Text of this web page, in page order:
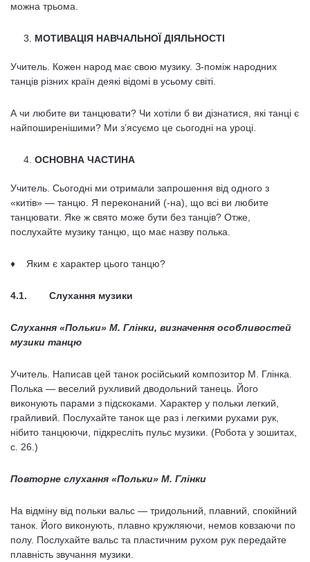
можна трьома.
МОТИВАЦІЯ НАВЧАЛЬНОЇ ДІЯЛЬНОСТІ
Учитель. Кожен народ має свою музику. З-поміж народних
танців різ­них країн деякі відомі в усьому світі.
А чи любите ви танцювати? Чи хотіли б ви дізнатися, які танці є
найпоши­ренішими? Ми з’ясуємо це сьогодні на уроці.
ОСНОВНА ЧАСТИНА
Учитель. Сьогодні ми отримали запрошення від одного з
«китів» — тан­цю. Я переконаний (-на), що всі ви любите
танцювати. Яке ж свято може бути без танців? Отже,
послухайте музику танцю, що має назву полька.
♦ Яким є характер цього танцю?
4.1. Слухання музики
Слухання «Польки» М. Глінки, визначення особливостей
музики танцю
Учитель. Написав цей танок російський композитор М. Глінка.
Поль­ка — веселий рухливий дводольний танець. Його
виконують парами з підско­ками. Характер у польки легкий,
грайливий. Послухайте танок ще раз і лег­кими рухами рук,
нібито танцюючи, підкресліть пульс музики. (Робота у зо­шитах,
с. 26.)
Повторне слухання «Польки» М. Глінки
На відміну від польки вальс — тридольний, плавний, спокійний
танок. Його виконують, плавно кружляючи, немов ковзаючи по
полу. Послухайте вальс та пластичним рухом рук передайте
плавність звучання музики.